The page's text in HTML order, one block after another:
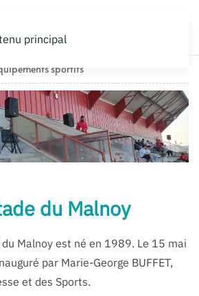
principal
sportifs
du Malnoy
Malnoy est né en 1989. Le 15 mai
par Marie-George BUFFET,
et des Sports.